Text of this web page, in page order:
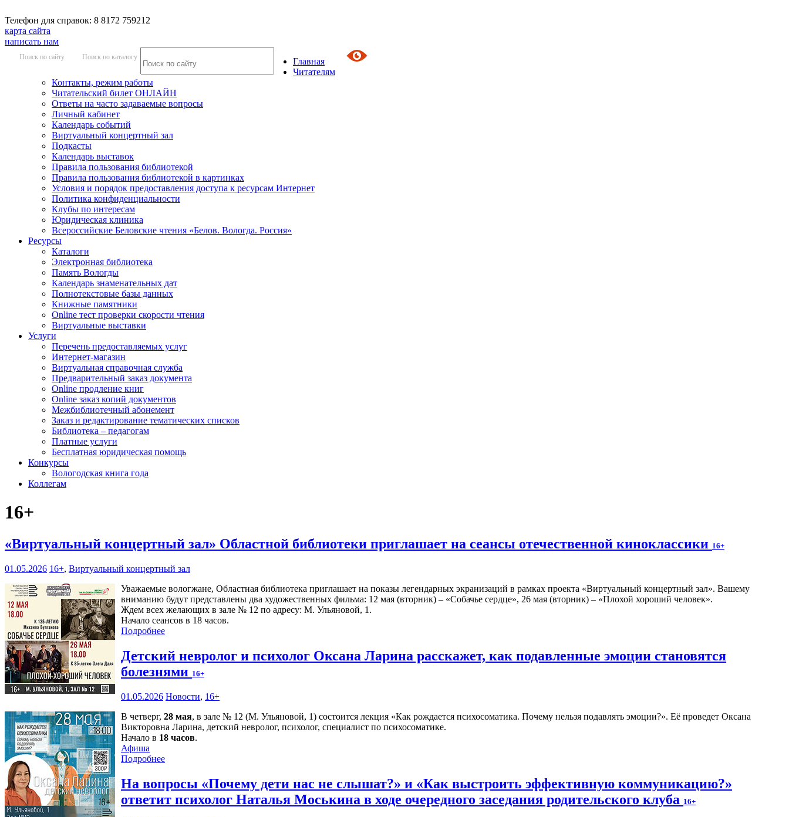
Телефон для справок: 8 8172 759212
карта сайта
написать нам
Поиск по сайту Поиск по каталогу
Главная
Читателям
Контакты, режим работы
Читательский билет ОНЛАЙН
Ответы на часто задаваемые вопросы
Личный кабинет
Календарь событий
Виртуальный концертный зал
Подкасты
Календарь выставок
Правила пользования библиотекой
Правила пользования библиотекой в картинках
Условия и порядок предоставления доступа к ресурсам Интернет
Политика конфиденциальности
Клубы по интересам
Юридическая клиника
Всероссийские Беловские чтения «Белов. Вологда. Россия»
Ресурсы
Каталоги
Электронная библиотека
Память Вологды
Календарь знаменательных дат
Полнотекстовые базы данных
Книжные памятники
Online тест проверки скорости чтения
Виртуальные выставки
Услуги
Перечень предоставляемых услуг
Интернет-магазин
Виртуальная справочная служба
Предварительный заказ документа
Online продление книг
Online заказ копий документов
Межбиблиотечный абонемент
Заказ и редактирование тематических списков
Библиотека – педагогам
Платные услуги
Бесплатная юридическая помощь
Конкурсы
Вологодская книга года
Коллегам
16+
«Виртуальный концертный зал» Областной библиотеки приглашает на сеансы отечественной киноклассики 16+
01.05.2026 16+, Виртуальный концертный зал
Уважаемые вологжане, Областная библиотека приглашает на показы легендарных экранизаций в рамках проекта «Виртуальный концертный зал». Вашему
вниманию будут представлены два художественных фильма: 12 мая (вторник) – «Собачье сердце», 26 мая (вторник) – «Плохой хороший человек».
Ждем всех желающих в зале № 12 по адресу: М. Ульяновой, 1.
Начало сеансов в 18 часов.
Подробнее
Детский невролог и психолог Оксана Ларина расскажет, как подавленные эмоции становятся
болезнями 16+
01.05.2026 Новости, 16+
В четверг, 28 мая, в зале № 12 (М. Ульяновой, 1) состоится лекция «Как рождается психосоматика. Почему нельзя подавлять эмоции?». Её проведет Оксана
Викторовна Ларина, детский невролог, психолог, специалист по психосоматике.
Начало в 18 часов.
Афиша
Подробнее
На вопросы «Почему дети нас не слышат?» и «Как выстроить эффективную коммуникацию?»
ответит психолог Наталья Моськина в ходе очередного заседания родительского клуба 16+